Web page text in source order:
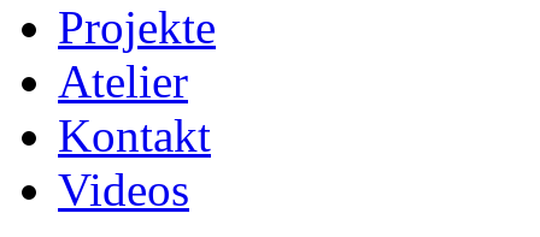
Projekte
Atelier
Kontakt
Videos